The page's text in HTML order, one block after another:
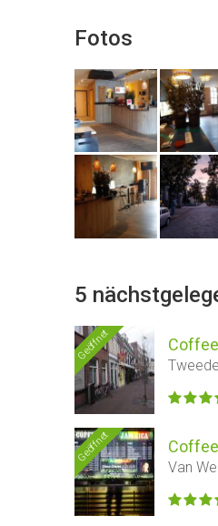
Fotos
5
Geöffnet
Geöffnet
Van